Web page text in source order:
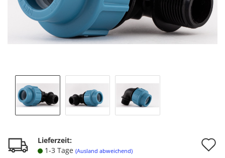
Lieferzeit:
1-3 Tage (Ausland abweichend)